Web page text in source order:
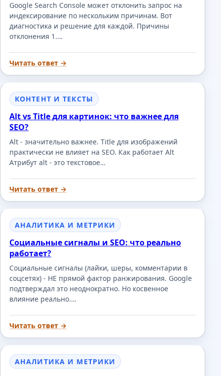
Google Search Console может отклонить запрос на
индексирование по нескольким причинам. Вот
диагностика и решение для каждой. Причины
отклонения 1.…
Читать ответ →
КОНТЕНТ И ТЕКСТЫ
Alt vs Title для картинок: что важнее для
SEO?
Alt - значительно важнее. Title для изображений
практически не влияет на SEO. Как работает Alt
Атрибут alt - это текстовое…
Читать ответ →
АНАЛИТИКА И МЕТРИКИ
Социальные сигналы и SEO: что реально
работает?
Социальные сигналы (лайки, шеры, комментарии в
соцсетях) - НЕ прямой фактор ранжирования. Google
подтверждал это неоднократно. Но косвенное
влияние реально.…
Читать ответ →
АНАЛИТИКА И МЕТРИКИ